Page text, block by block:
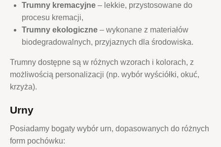
Trumny kremacyjne – lekkie, przystosowane do
procesu kremacji,
Trumny ekologiczne – wykonane z materiałów
biodegradowalnych, przyjaznych dla środowiska.
Trumny dostępne są w różnych wzorach i kolorach, z
możliwością personalizacji (np. wybór wyściółki, okuć,
krzyża).
Urny
Posiadamy bogaty wybór urn, dopasowanych do różnych
form pochówku: